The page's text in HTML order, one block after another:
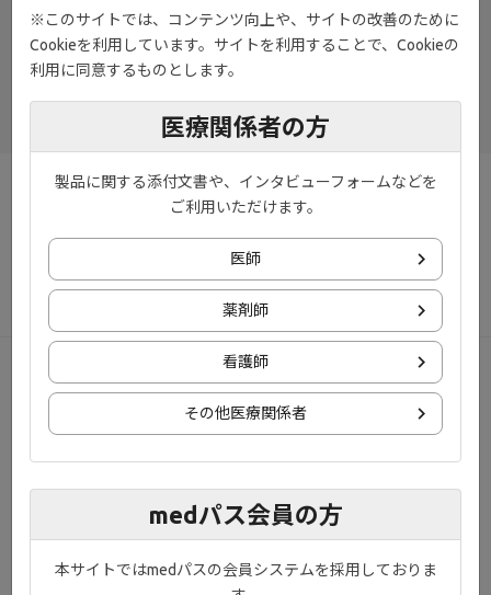
お知らせ
ご利用規約 お問い合わせ
サイトマップ
© 2020 Gilead., Eisai Co., Ltd., EA Pharma Co., Ltd. All rights reserved.
※このサイトでは、コンテンツ向上や、サイトの改善のために
Cookieを利用しています。サイトを利用することで、Cookieの
利用に同意するものとします。
医療関係者の方
製品に関する添付文書や、インタビューフォームなどを
ご利用いただけます。
医師
薬剤師
看護師
その他医療関係者
medパス会員の方
本サイトではmedパスの会員システムを採用しておりま